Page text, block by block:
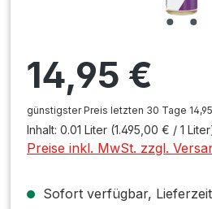
14,95 €
günstigster Preis letzten 30 Tage
Inhalt: 0.01 Liter (1.495,00 € / 1
Preise inkl. MwSt. zzgl.
Sofort verfügbar,